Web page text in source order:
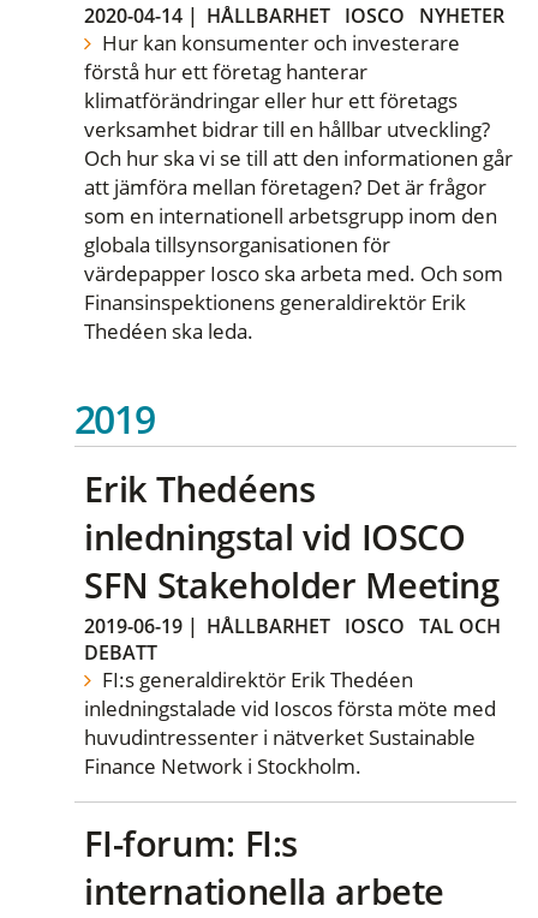
2020-04-14 | HÅLLBARHET IOSCO NYHETER
Hur kan konsumenter och investerare
förstå hur ett företag hanterar
klimatförändringar eller hur ett företags
verksamhet bidrar till en hållbar utveckling?
Och hur ska vi se till att den informationen går
att jämföra mellan företagen? Det är frågor
som en internationell arbetsgrupp inom den
globala tillsynsorganisationen för
värdepapper Iosco ska arbeta med. Och som
Finansinspektionens generaldirektör Erik
Thedéen ska leda.
2019
Erik Thedéens
inledningstal vid IOSCO
SFN Stakeholder Meeting
2019-06-19 | HÅLLBARHET IOSCO
TAL OCH
DEBATT
FI:s generaldirektör Erik Thedéen
inledningstalade vid Ioscos första möte med
huvudintressenter i nätverket Sustainable
Finance Network i Stockholm.
FI-forum: FI:s
internationella arbete